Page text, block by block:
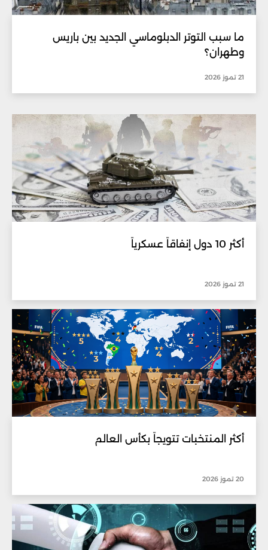
ما سبب التوتر الدبلوماسي الجديد بين باريس
وطهران؟
21 تموز 2026
أكثر 10 دول إنفاقاً عسكرياً
21 تموز 2026
أكثر المنتخبات تتويجاً بكأس العالم
20 تموز 2026